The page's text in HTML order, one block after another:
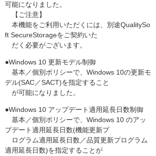
可能になりました。
【ご注意】
本機能をご利用いただくには、別途QualitySo
ft SecureStorageをご契約いた
だく必要がございます。
●Windows 10 更新モデル制御
基本／個別ポリシーで、Windows 10の更新モ
デル(SAC／SACT)を指定すること
が可能になりました。
●Windows 10 アップデート適用延長日数制御
基本／個別ポリシーで、Windows 10 のアッ
プデート適用延長日数(機能更新プ
ログラム適用延長日数／品質更新プログラム
適用延長日数)を指定することが